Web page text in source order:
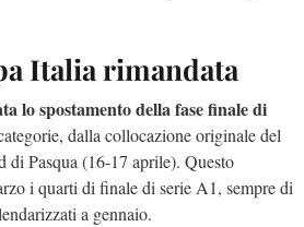
Italia rimandata
lo spostamento della fase finale di
dalla collocazione originale del
di Pasqua (16-17 aprile). Questo
i quarti di finale di serie A1, sempre di
a gennaio.